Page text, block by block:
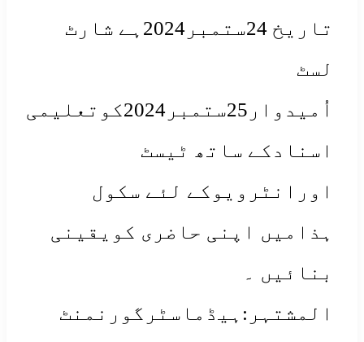
تاریخ 24ستمبر2024ہے شارٹ
اُمیدوار25ستمبر2024کوتعلیمی
ساتھ ٹیسٹ
لئے سکول
اپنی حاضری کویقینی
۔